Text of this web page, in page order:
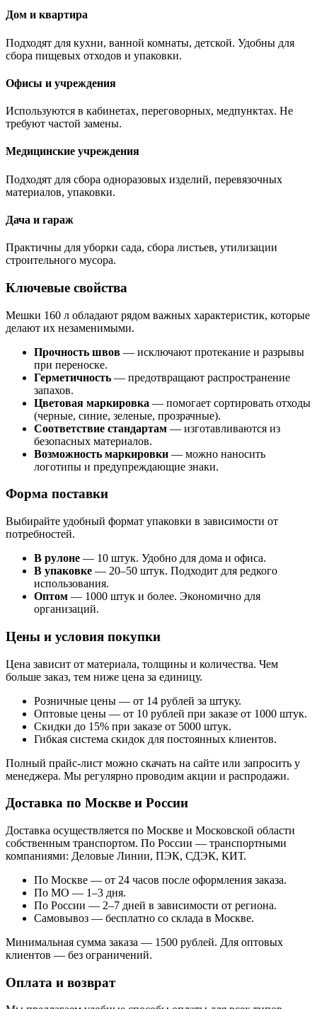
Дом и квартира
Подходят для кухни, ванной комнаты, детской. Удобны для
сбора пищевых отходов и упаковки.
Офисы и учреждения
Используются в кабинетах, переговорных, медпунктах. Не
требуют частой замены.
Медицинские учреждения
Подходят для сбора одноразовых изделий, перевязочных
материалов, упаковки.
Дача и гараж
Практичны для уборки сада, сбора листьев, утилизации
строительного мусора.
Ключевые свойства
Мешки 160 л обладают рядом важных характеристик, которые
делают их незаменимыми.
Прочность швов — исключают протекание и разрывы
при переноске.
Герметичность — предотвращают распространение
запахов.
Цветовая маркировка — помогает сортировать отходы
(черные, синие, зеленые, прозрачные).
Соответствие стандартам — изготавливаются из
безопасных материалов.
Возможность маркировки — можно наносить
логотипы и предупреждающие знаки.
Форма поставки
Выбирайте удобный формат упаковки в зависимости от
потребностей.
В рулоне — 10 штук. Удобно для дома и офиса.
В упаковке — 20–50 штук. Подходит для редкого
использования.
Оптом — 1000 штук и более. Экономично для
организаций.
Цены и условия покупки
Цена зависит от материала, толщины и количества. Чем
больше заказ, тем ниже цена за единицу.
Розничные цены — от 14 рублей за штуку.
Оптовые цены — от 10 рублей при заказе от 1000 штук.
Скидки до 15% при заказе от 5000 штук.
Гибкая система скидок для постоянных клиентов.
Полный прайс-лист можно скачать на сайте или запросить у
менеджера. Мы регулярно проводим акции и распродажи.
Доставка по Москве и России
Доставка осуществляется по Москве и Московской области
собственным транспортом. По России — транспортными
компаниями: Деловые Линии, ПЭК, СДЭК, КИТ.
По Москве — от 24 часов после оформления заказа.
По МО — 1–3 дня.
По России — 2–7 дней в зависимости от региона.
Самовывоз — бесплатно со склада в Москве.
Минимальная сумма заказа — 1500 рублей. Для оптовых
клиентов — без ограничений.
Оплата и возврат